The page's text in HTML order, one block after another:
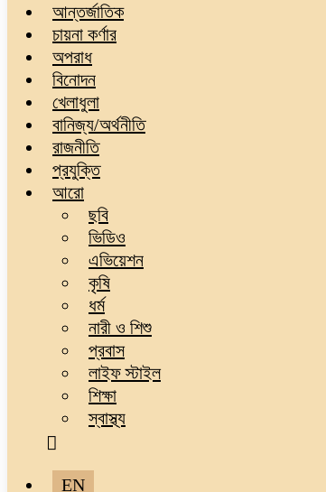
আন্তর্জাতিক
চায়না কর্ণার
অপরাধ
বিনোদন
খেলাধুলা
বানিজ্য/অর্থনীতি
রাজনীতি
প্রযুক্তি
আরো
ছবি
ভিডিও
এভিয়েশন
কৃষি
ধর্ম
নারী ও শিশু
প্রবাস
লাইফ স্টাইল
শিক্ষা
স্বাস্থ্য
EN